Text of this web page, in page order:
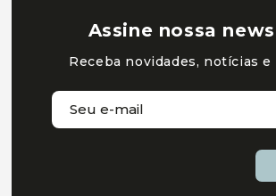
Assine nossa
Receba novidades, notícias e